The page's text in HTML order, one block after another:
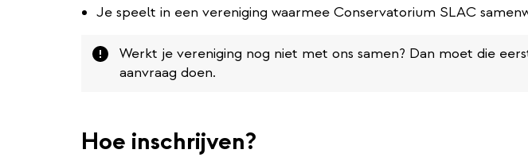
Je speelt in een vereniging waarmee Conservatorium SLAC
Attention
Werkt je vereniging nog niet met ons samen? Dan moet die
aanvraag doen.
Hoe inschrijven?